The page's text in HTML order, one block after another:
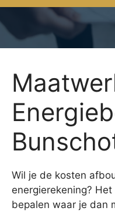
Wil je de kosten
energierekening?
bepalen waar je dan